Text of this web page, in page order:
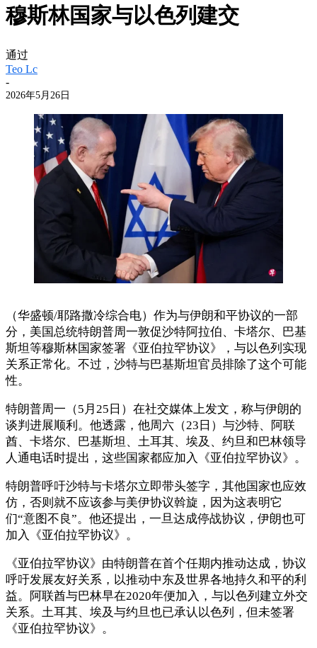
穆斯林国家与以色列建交
通过
Teo Lc
-
2026年5月26日
（华盛顿/耶路撒冷综合电）作为与伊朗和平协议的一部
分，美国总统特朗普周一敦促沙特阿拉伯、卡塔尔、巴基
斯坦等穆斯林国家签署《亚伯拉罕协议》，与以色列实现
关系正常化。不过，沙特与巴基斯坦官员排除了这个可能
性。
特朗普周一（5月25日）在社交媒体上发文，称与伊朗的
谈判进展顺利。他透露，他周六（23日）与沙特、阿联
酋、卡塔尔、巴基斯坦、土耳其、埃及、约旦和巴林领导
人通电话时提出，这些国家都应加入《亚伯拉罕协议》。
特朗普呼吁沙特与卡塔尔立即带头签字，其他国家也应效
仿，否则就不应该参与美伊协议斡旋，因为这表明它
们“意图不良”。他还提出，一旦达成停战协议，伊朗也可
加入《亚伯拉罕协议》。
《亚伯拉罕协议》由特朗普在首个任期内推动达成，协议
呼吁发展友好关系，以推动中东及世界各地持久和平的利
益。阿联酋与巴林早在2020年便加入，与以色列建立外交
关系。土耳其、埃及与约旦也已承认以色列，但未签署
《亚伯拉罕协议》。